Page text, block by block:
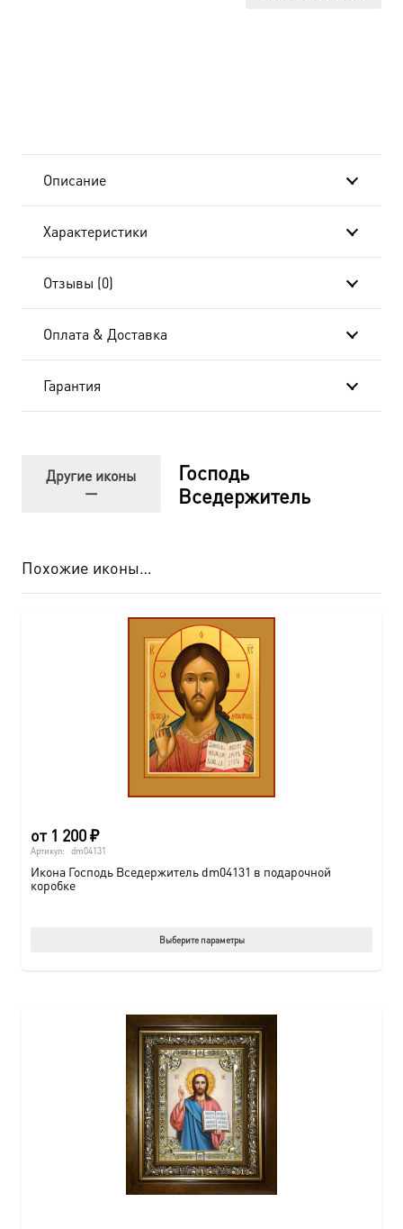
Описание
Характеристики
Отзывы (0)
Оплата & Доставка
Гарантия
Другие иконы
—
Господь
Вседержитель
Похожие иконы…
от 1 200₽
Артикул: dm04131
Икона Господь Вседержитель dm04131 в подарочной
коробке
Выберите параметры